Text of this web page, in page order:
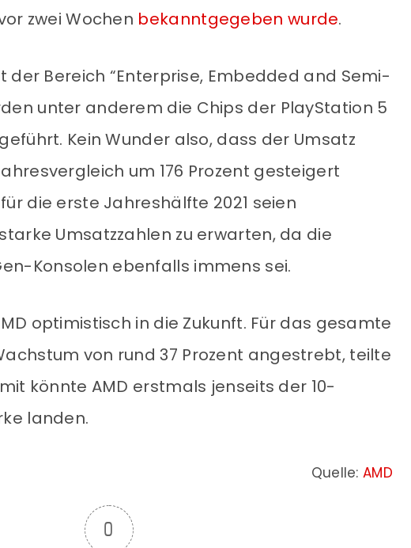
zwei Wochen bekanntgegeben wurde.
der Bereich “Enterprise, Embedded and Semi-
unter anderem die Chips der PlayStation 5
Kein Wunder also, dass der Umsatz
um 176 Prozent gesteigert
die erste Jahreshälfte 2021 seien
Umsatzzahlen zu erwarten, da die
Konsolen ebenfalls immens sei.
optimistisch in die Zukunft. Für das gesamte
von rund 37 Prozent angestrebt, teilte
könnte AMD erstmals jenseits der 10-
landen.
Quelle:AMD
0